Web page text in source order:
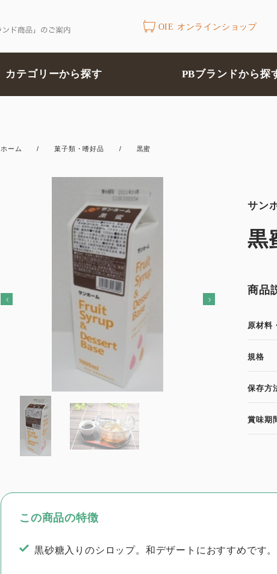
OIE オンラインショップ
カテゴリーから探す PBブランドから探
ホーム / 菓子類・嗜好品 / 黒蜜
サン
黒
商品
原材料
規格
保存方
賞味期
この商品の特徴
黒砂糖入りのシロップ。和デザートにおすすめです。